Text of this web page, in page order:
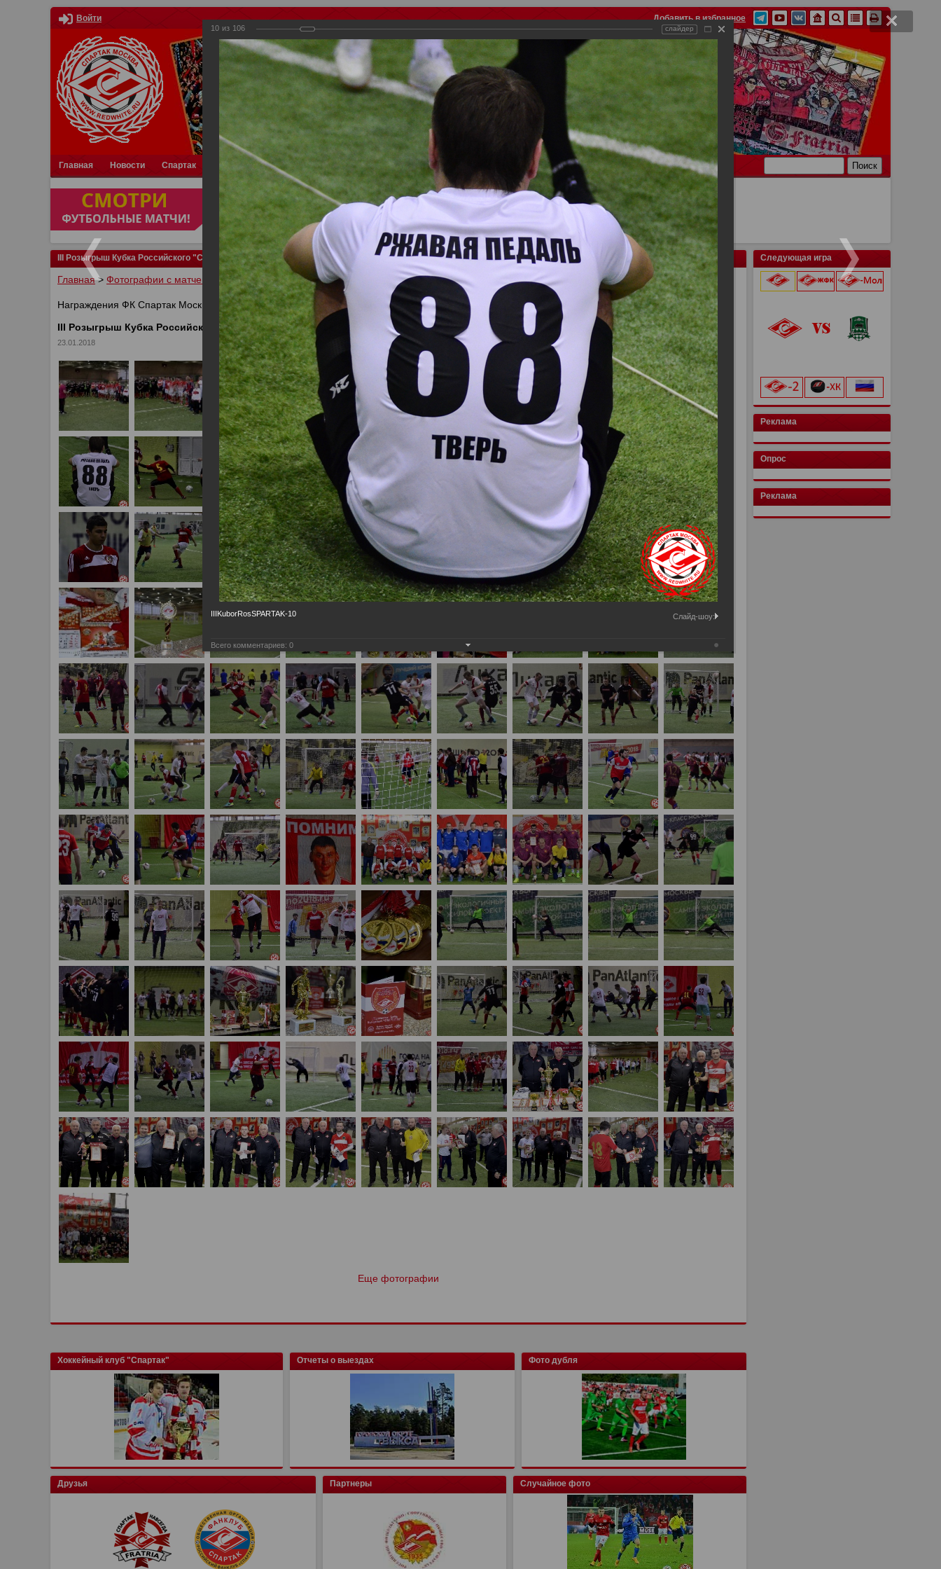
Войти Добавить в избранное
Главная Новости Спартак Турниры Фотки Отчеты Видео Фанату О футболе КБ Форум Ссылки Связь
III Розыгрыш Кубка Российского "Спартака"
Главная> Фотографии с матчей Спартака, Сборной Росиии> Награждения>Сезон 2018 III Розыгрыш Кубка Российского "Спартака"
Награждения ФК Спартак Москва
III Розыгрыш Кубка Российского "Спартака"
23.01.2018
Еще фотографии
Хоккейный клуб "Спартак" Отчеты о выездах Фото дубля
Друзья Партнеры Случайное фото
Следующая игра
Реклама
Опрос
Реклама
10 из 106 слайдер
IIIKuborRosSPARTAK-10 Слайд-шоу:
Всего комментариев: 0